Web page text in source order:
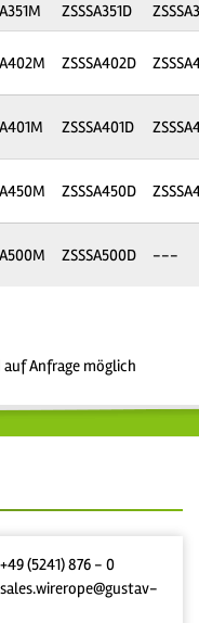
ZSSSA351D
ZSSSA402D
ZSSSA401D
ZSSSA450D
ZSSSA500D ---
Anfrage möglich
+49 (5241) 876 - 0
sales.wirerope@gustav-